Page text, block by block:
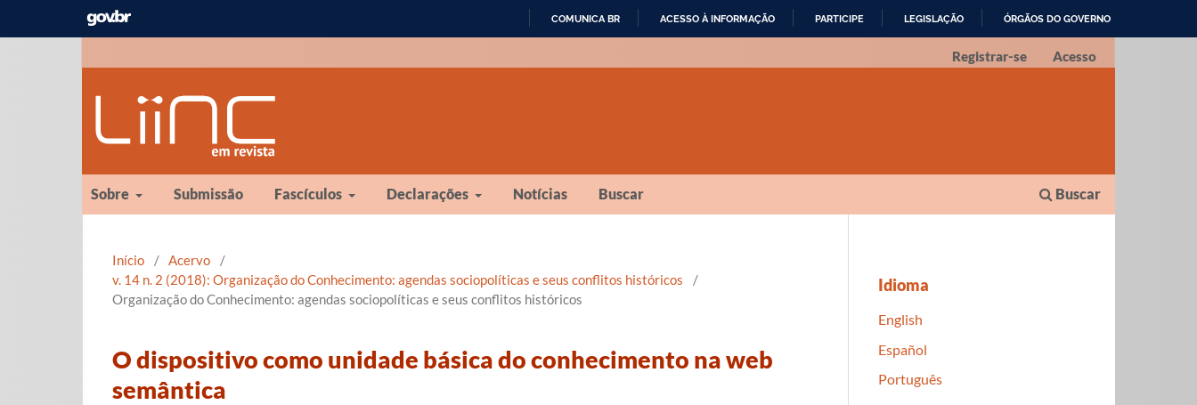
PARA
COMUNICA BR ACESSO À INFORMAÇÃO PARTICIPE LEGISLAÇÃO ÓRGÃOS DO GOVERNO
Sobre Submissão Fascículos Declarações Notícias Buscar Buscar
Registrar-se Acesso
Início / Acervo
/
v. 14 n. 2 (2018): Organização do Conhecimento: agendas sociopolíticas e seus conflitos históricos
/
Organização do Conhecimento: agendas sociopolíticas e seus conflitos históricos
O dispositivo como unidade básica do conhecimento na web
semântica
Idioma
English
Español
Português